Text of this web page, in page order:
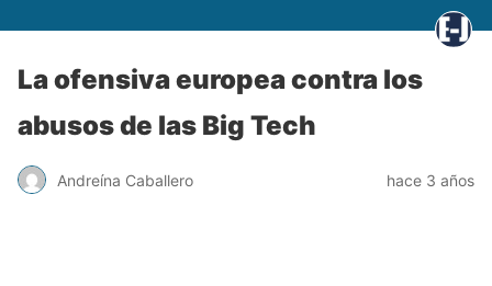
La ofensiva europea contra los
abusos de las Big Tech
Andreína Caballero hace 3 años